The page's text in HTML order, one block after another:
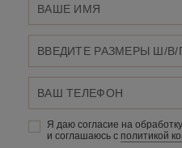
Я даю согласие на обработку
и соглашаюсь c политикой